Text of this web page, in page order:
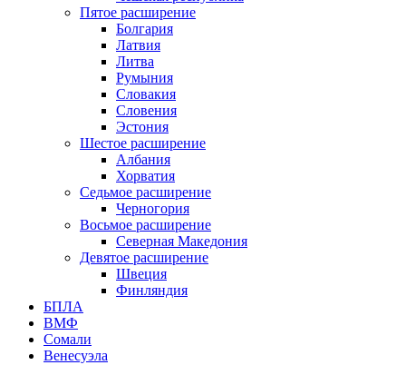
Пятое расширение
Болгария
Латвия
Литва
Румыния
Словакия
Словения
Эстония
Шестое расширение
Албания
Хорватия
Седьмое расширение
Черногория
Восьмое расширение
Северная Македония
Девятое расширение
Швеция
Финляндия
БПЛА
ВМФ
Сомали
Венесуэла